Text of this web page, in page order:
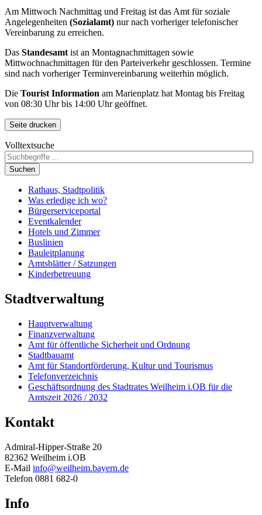
Am Mittwoch Nachmittag und Freitag ist das Amt für soziale
Angelegenheiten (Sozialamt) nur nach vorheriger telefonischer
Vereinbarung zu erreichen.
Das Standesamtist an Montagnachmittagen sowie
Mittwochnachmittagen für den Parteiverkehr geschlossen. Termine
sind nach vorheriger Terminvereinbarung weiterhin möglich.
Die Tourist Information am Marienplatz hat Montag bis Freitag
von 08:30 Uhr bis 14:00 Uhr geöffnet.
Seite drucken
Volltextsuche
Suchen
Rathaus, Stadtpolitik
Was erledige ich wo?
Bürgerserviceportal
Eventkalender
Hotels und Zimmer
Buslinien
Bauleitplanung
Amtsblätter / Satzungen
Kinderbetreuung
Stadtverwaltung
Hauptverwaltung
Finanzverwaltung
Amt für öffentliche Sicherheit und Ordnung
Stadtbauamt
Amt für Standortförderung, Kultur und Tourismus
Telefonverzeichnis
Geschäftsordnung des Stadtrates Weilheim i.OB für die
Amtszeit 2026 / 2032
Kontakt
Admiral-Hipper-Straße 20
82362 Weilheim i.OB
E-Mail info@weilheim.bayern.de
Telefon 0881 682-0
Info